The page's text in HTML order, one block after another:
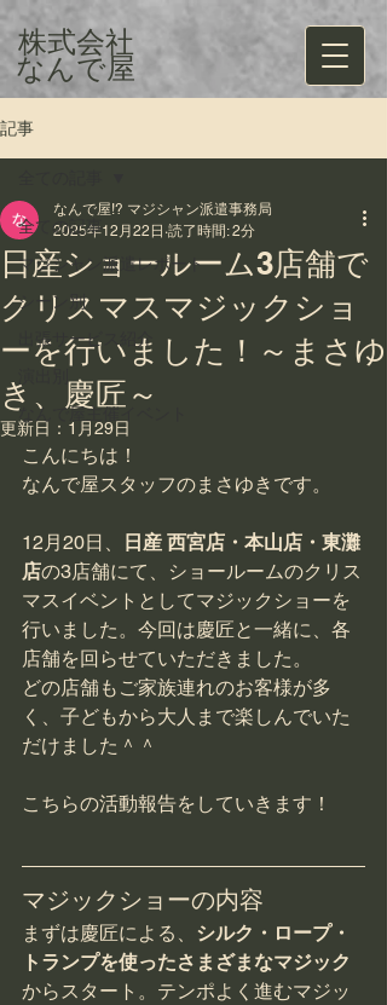
株式会社
​なんで屋
記事
全ての記事
マジシャン派遣レポート
シーン別
出張サービス紹介
なんで屋主催イベント
日産ショールーム3店舗で
クリスマスマジックショ
ーを行いました！～まさゆ
き、慶匠～
なんで屋!? マジシャン派遣事務局
2025年12月22日 読了時間: 2分
更新日： 1月29日
こんにちは！
なんで屋スタッフのまさゆきです。
12月20日、
日産 西宮店・本山店・東灘
店の3店舗にて、ショールームのクリス
マスイベントとしてマジックショーを
行いました。今回は慶匠と一緒に、各
店舗を回らせていただきました。
どの店舗もご家族連れのお客様が多
く、子どもから大人まで楽しんでいた
だけました＾＾
こちらの活動報告をしていきます！
マジックショーの内容
まずは慶匠による、 シルク・ロープ・
トランプを使ったさまざまなマジック
からスタート。テンポよく進むマジッ